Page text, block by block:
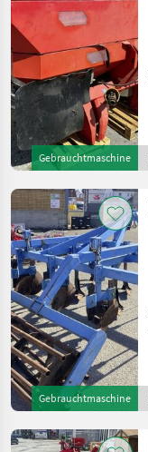
Gebrauchtmaschine
Gebrauchtmaschine